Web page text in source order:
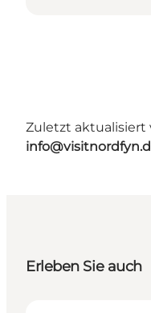
Zuletzt aktualisiert
Erleben Sie auch